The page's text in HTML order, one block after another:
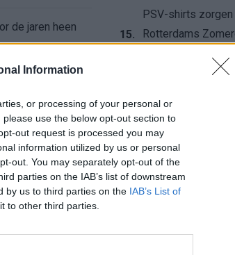
Information
or processing of your personal or
use the below opt-out section to
out request is processed you may
information utilized by us or personal
out. You may separately opt-out of the
parties on the IAB’s list of downstream
by us to third parties on the IAB’s List of
to other third parties.
de jaren heen
in WK-finale
van Ajax-icoon
15.
PSV-shirts
Rotterdams
16.
Feyenoord zet
Ueda en Hadj
17.
Ajax helpt Burnley
afgeknipte
Feyenoord onder
altijd ongeslagen: